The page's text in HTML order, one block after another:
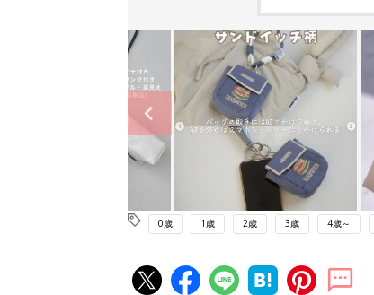
0歳 1歳 2歳 3歳 4歳～